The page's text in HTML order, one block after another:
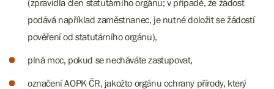
(zpravidla člen statutárního orgánu; v případě, že žádost
podává například zaměstnanec, je nutné doložit se žádostí
pověření od statutárního orgánu),
plná moc, pokud se necháváte zastupovat,
označení AOPK ČR, jakožto orgánu ochrany přírody, který